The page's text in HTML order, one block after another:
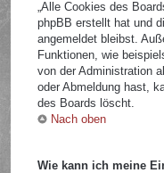
„Alle Cookies des
phpBB erstellt hat und
angemeldet bleibst.
Funktionen, wie
von der Administration
oder Abmeldung hast,
des Boards löscht.
Nach oben
Wie kann ich meine